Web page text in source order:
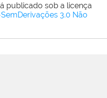
publicado sob a licença
3.0 Não